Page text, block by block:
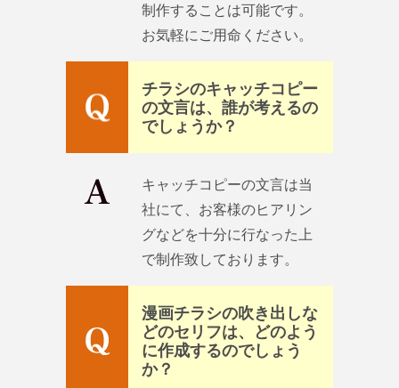
制作することは可能です。
お気軽にご用命ください。
チラシのキャッチコピー
の文言は、誰が考えるの
でしょうか？
キャッチコピーの文言は当
社にて、お客様のヒアリン
グなどを十分に行なった上
で制作致しております。
漫画チラシの吹き出しな
どのセリフは、どのよう
に作成するのでしょう
か？